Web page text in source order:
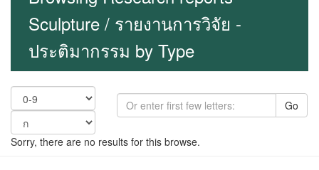
Sculpture / รายงานการวิจัย -
ประติมากรรม by Type
Go
Sorry, there are no results for this browse.